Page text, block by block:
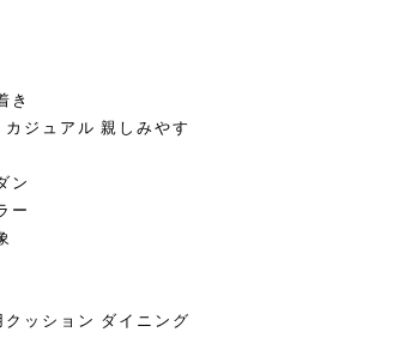
き
ジュアル 親しみやす
ン
ー
ッション ダイニング